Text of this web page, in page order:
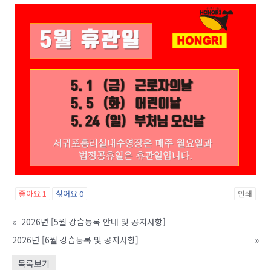
좋아요1 싫어요0 인쇄
« 2026년 [5월 강습등록 안내 및 공지사항]
2026년 [6월 강습등록 및 공지사항]
»
목록보기